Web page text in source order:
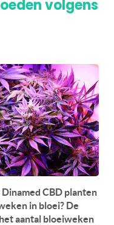
volgens
CBD planten
in bloei? De
aantal bloeiweken